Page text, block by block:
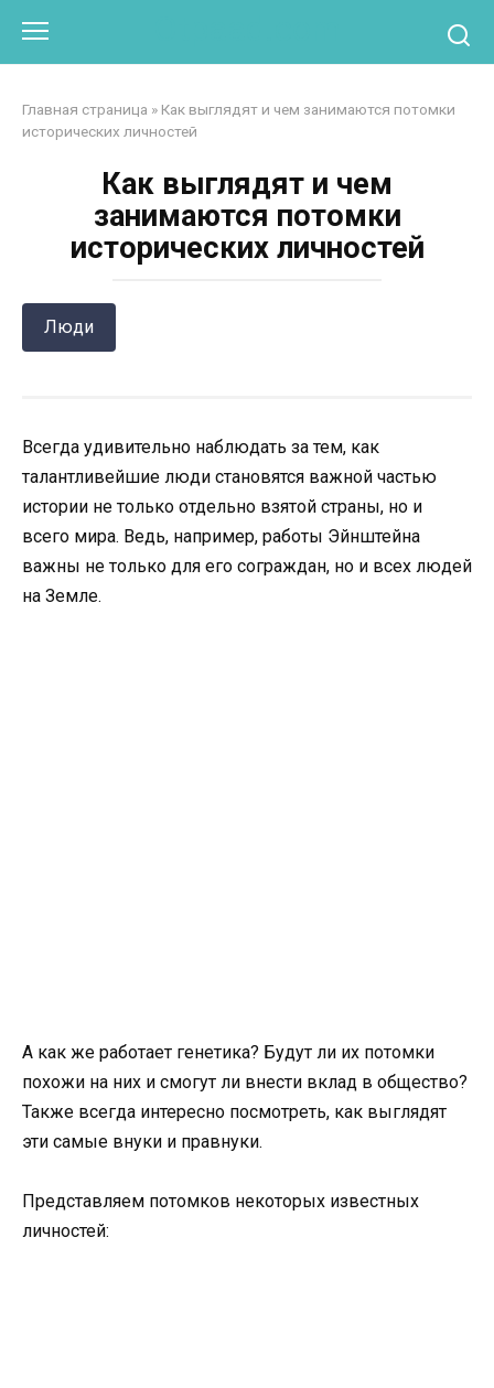
контенту
Главная страница » Как выглядят и чем занимаются потомки
исторических личностей
Как выглядят и чем
занимаются потомки
исторических личностей
Люди
Всегда удивительно наблюдать за тем, как
талантливейшие люди становятся важной частью
истории не только отдельно взятой страны, но и
всего мира. Ведь, например, работы Эйнштейна
важны не только для его сограждан, но и всех людей
на Земле.
А как же работает генетика? Будут ли их потомки
похожи на них и смогут ли внести вклад в общество?
Также всегда интересно посмотреть, как выглядят
эти самые внуки и правнуки.
Представляем потомков некоторых известных
личностей: